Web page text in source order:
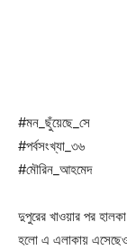
#মন_ছুঁয়েছে_সে
#পর্বসংখ্যা_৩৬
#মৌরিন_আহমেদ
দুপুরের খাওয়ার পর
হলো এ এলাকায়